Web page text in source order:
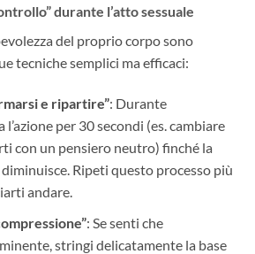
durante l’atto sessuale
del proprio corpo sono
tecniche semplici ma efficaci:
e ripartire”​: Durante
l’azione per 30 secondi (es. cambiare
con un pensiero neutro) finché la
Ripeti questo processo più
andare.
: Se senti che
stringi delicatamente la base